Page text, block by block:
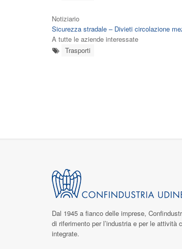
Notiziario
Sicurezza stradale – Divieti circolazione
A tutte le aziende interessate
Trasporti
Dal 1945 a fianco delle imprese,
di riferimento per l’industria e per le attività
integrate.